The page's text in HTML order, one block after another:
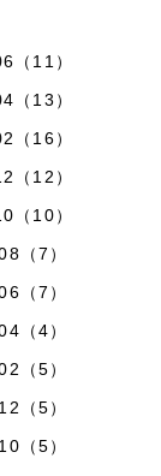
（11）
（13）
（16）
（12）
（10）
（7）
（7）
（4）
（5）
（5）
（5）